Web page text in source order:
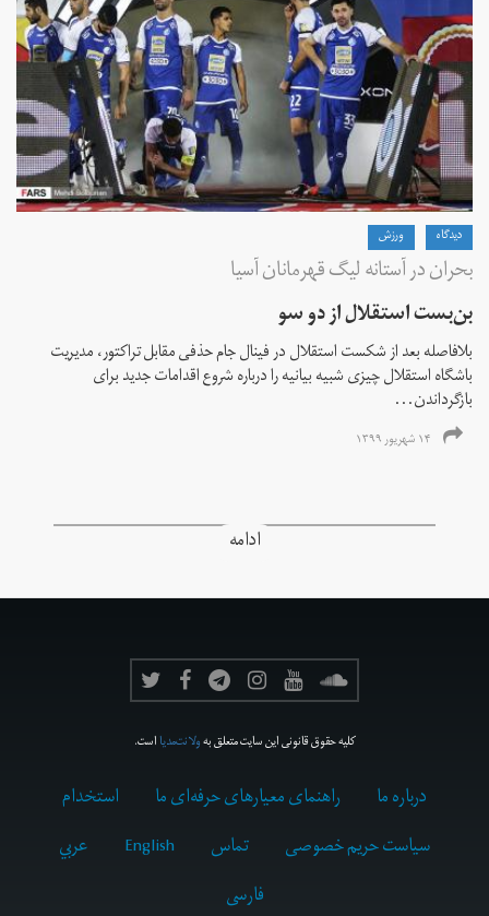
دیدگاه ورزش
بحران در آستانه لیگ قهرمانان آسیا
بن‌بست استقلال از دو سو
بلافاصله بعد از شکست استقلال در فینال جام حذفی مقابل تراکتور، مدیریت
باشگاه استقلال چیزی شبیه بیانیه را درباره شروع اقدامات جدید برای
بازگرداندن...
۱۴ شهریور ۱۳۹۹
ادامه
کلیه حقوق قانونی این سایت متعلق بهولانت‌مدیااست.
درباره ما راهنمای معیارهای حرفه‌ای ما
استخدام
سیاست حریم خصوصی
تماس English
عربي
فارسى